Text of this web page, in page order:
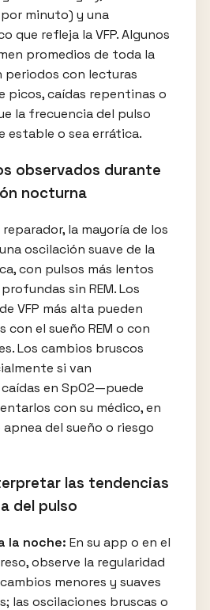
minuto) y una
que refleja la VFP. Algunos
promedios de toda la
periodos con lecturas
picos, caídas repentinas o
la frecuencia del pulso
estable o sea errática.
observados durante
nocturna
la mayoría de los
oscilación suave de la
con pulsos más lentos
sin REM. Los
VFP más alta pueden
con el sueño REM o con
Los cambios bruscos
si van
en SpO2—puede
con su médico, en
del sueño o riesgo
las tendencias
del pulso
la noche: En su app o en el
observe la regularidad
menores y suaves
las oscilaciones bruscas o